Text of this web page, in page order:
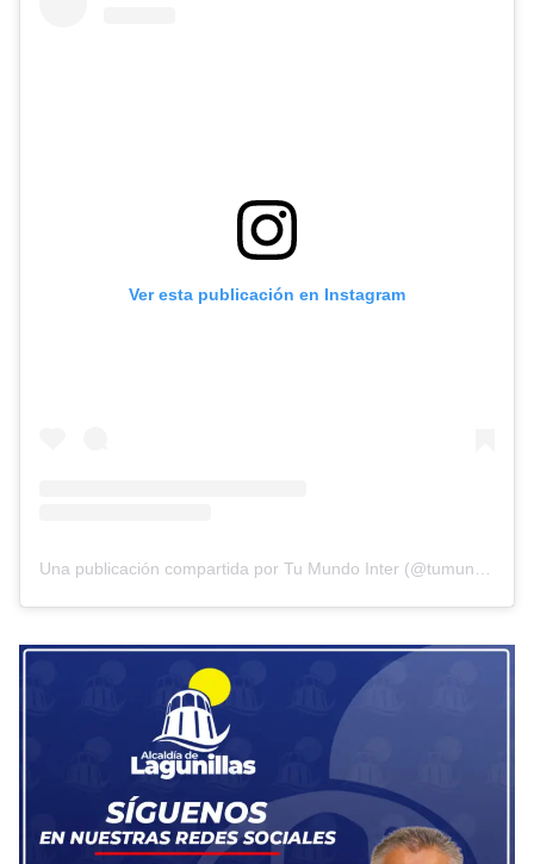
Ver esta publicación en Instagram
Una publicación compartida por Tu Mundo Inter (@tumundointer)